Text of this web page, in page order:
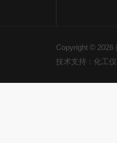
Copyright ©
技术支持：化工仪